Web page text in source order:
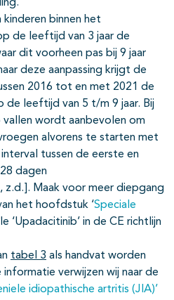
kinderen binnen het
de leeftijd van 3 jaar de
dit voorheen pas bij 9 jaar
deze aanpassing krijgt de
2016 tot en met 2021 de
de leeftijd van 5 t/m 9 jaar. Bij
wordt aanbevolen om
alvorens te starten met
tussen de eerste en
dagen
z.d.]. Maak voor meer diepgang
het hoofdstuk ‘Speciale
‘Upadacitinib’ in de CE richtlijn
tabel 3 als handvat worden
verwijzen wij naar de
idiopathische artritis (JIA)’